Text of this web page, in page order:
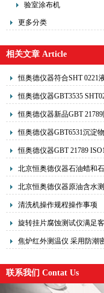
验室涂布机
更多分类
相关文章 Article
恒奥德仪器符合SHT 0221
密度测定器工作原理操作
恒奥德仪器GBT3535
低温测定仪倾点浊点凝点
恒奥德仪器新品GBT
闪点测定器的操作步骤
恒奥德仪器GBT6531沉淀
油中沉淀物测定器的操作
恒奥德仪器GBT 21789
尔闭口闪点测定器的操作
北京恒奥德仪器石油蜡和
测定器使用说明
北京恒奥德仪器原油含水
法以及操作
​清洗机操作规程操作事项
旋转挂片腐蚀测试仪满足
求的基础上，又增加
焦炉红外测温仪 采用防潮
联系我们 Contat Us